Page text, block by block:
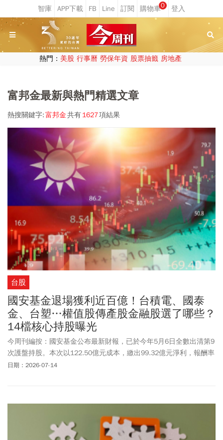
0
熱門： 美股 行事曆 勞保年資 股票抽籤 房地產
富邦金最新與熱門精選文章
熱搜關鍵字:富邦金共有1627項結果
台股
國安基金退場獲利近百億！台積電、國泰
金、台塑…權值股傳產股金融股選了哪些？
14檔核心持股曝光
今周刊編按：國安基金公布最新財報，已於今年5月6日全數出清第9
次護盤持股。本次以122.50億元成本，繳出99.32億元淨利，報酬率
約為81.08%，被股民讚神操作。國安基金表示，進場期間成功穩定
點，市場投資信心明顯不足，因此決議進場安定市場。依據國安基
金公布明細，致勝關鍵在於「精準鎖定科技權值股」與傳產、金融
日期：2026-07-14